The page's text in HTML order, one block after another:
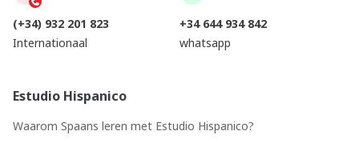
(+34) 932 201 823
Internationaal
+34 644 934 842
whatsapp
Estudio Hispanico
Waarom Spaans leren met Estudio Hispanico?